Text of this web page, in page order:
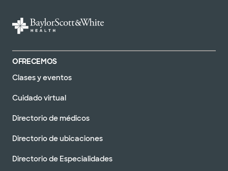
OFRECEMOS
Clases y eventos
Cuidado virtual
Directorio de médicos
Directorio de ubicaciones
Directorio de Especialidades